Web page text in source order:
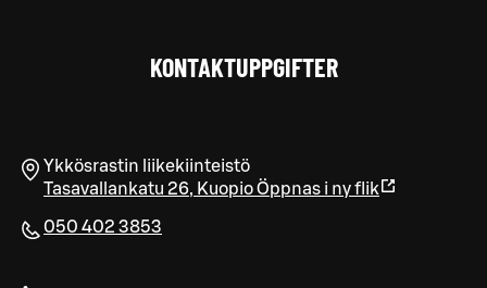
KONTAKTUPPGIFTER
Ykkösrastin liikekiinteistö
Tasavallankatu 26, KuopioÖppnas i ny flik
050 402 3853